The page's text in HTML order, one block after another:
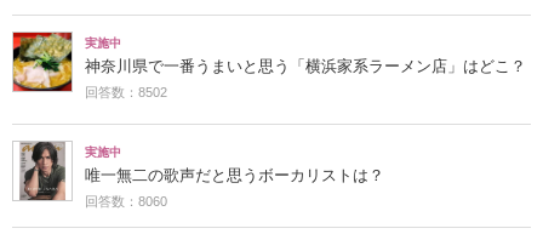
実施中
神奈川県で一番うまいと思う「横浜家系ラーメン店」はどこ？
回答数：8502
実施中
唯一無二の歌声だと思うボーカリストは？
回答数：8060